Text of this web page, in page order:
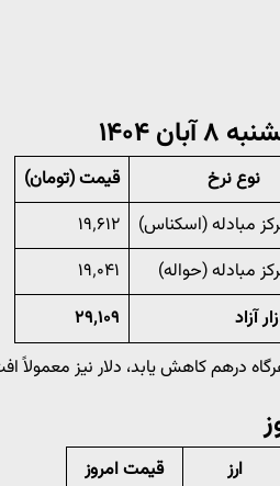
۱۴۰۴
نوع نرخ
قیمت (تومان)
مبادله (اسکناس)
۱۹٬۶۱۲
مبادله (حواله)
۱۹٬۰۴۱
آزاد
۲۹٬۱۰۹
درهم کاهش یابد، دلار نیز معمولاً
ارز
قیمت امروز